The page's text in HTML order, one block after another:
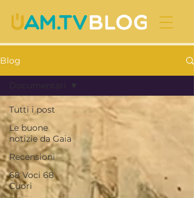
Blog
Tutti i post
Le buone
notizie da Gaia
Recensioni
68 Voci 68
Cuori
Documentari